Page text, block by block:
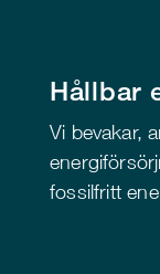
Hållbar
Vi bevakar,
fossilfritt